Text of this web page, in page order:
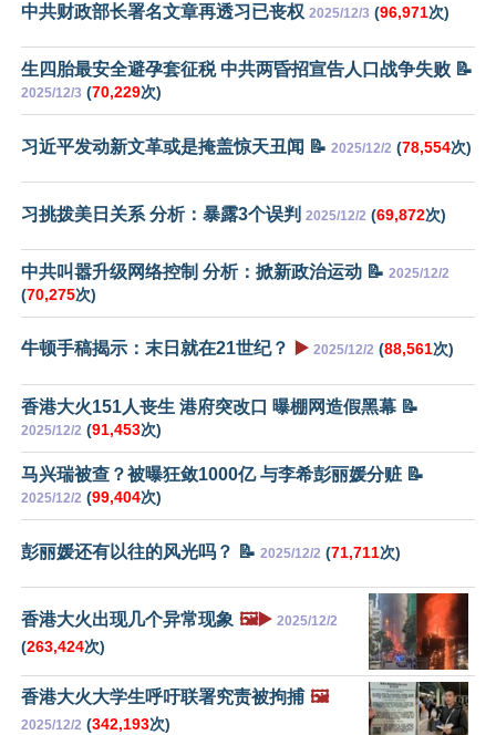
中共财政部长署名文章再透习已丧权 2025/12/3 (96,971次)
生四胎最安全避孕套征税 中共两昏招宣告人口战争失败 📝
2025/12/3 (70,229次)
习近平发动新文革或是掩盖惊天丑闻 📝 2025/12/2 (78,554次)
习挑拨美日关系 分析：暴露3个误判 2025/12/2 (69,872次)
中共叫嚣升级网络控制 分析：掀新政治运动 📝 2025/12/2
(70,275次)
牛顿手稿揭示：末日就在21世纪？ ▶️ 2025/12/2 (88,561次)
香港大火151人丧生 港府突改口 曝棚网造假黑幕 📝
2025/12/2 (91,453次)
马兴瑞被查？被曝狂敛1000亿 与李希彭丽媛分赃 📝
2025/12/2 (99,404次)
彭丽媛还有以往的风光吗？ 📝 2025/12/2 (71,711次)
香港大火出现几个异常现象 🖼️▶️ 2025/12/2
(263,424次)
香港大火大学生呼吁联署究责被拘捕 🖼️
2025/12/2 (342,193次)